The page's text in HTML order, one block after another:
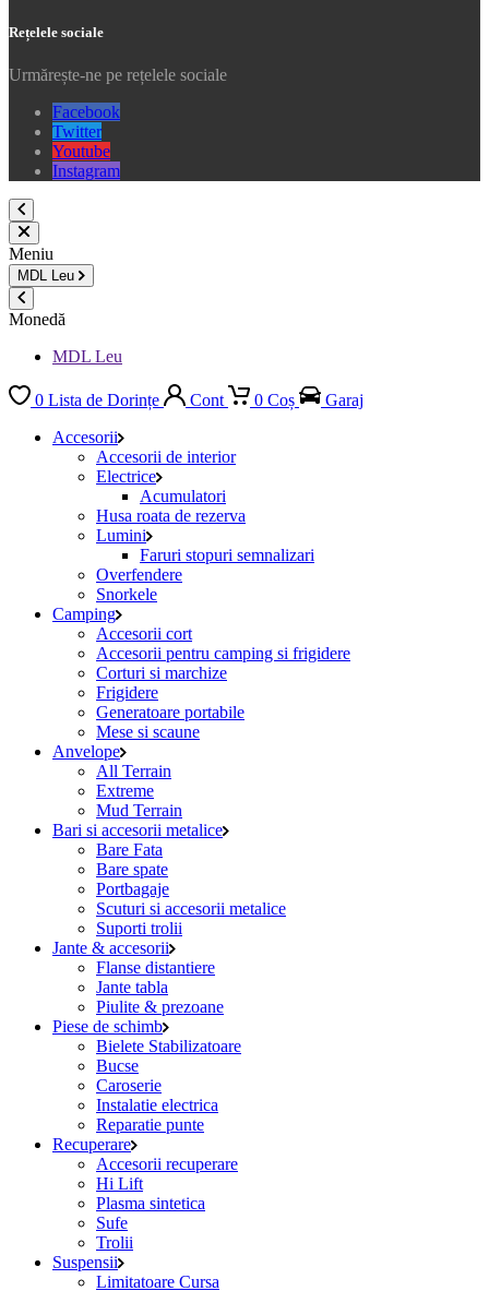
Rețelele sociale
Urmărește-ne pe rețelele sociale
Facebook
Twitter
Youtube
Instagram
Meniu
MDL Leu
Monedă
MDL Leu
0 Lista de Dorințe Cont 0 Coș
Garaj
Accesorii
Accesorii de interior
Electrice
Acumulatori
Husa roata de rezerva
Lumini
Faruri stopuri semnalizari
Overfendere
Snorkele
Camping
Accesorii cort
Accesorii pentru camping si frigidere
Corturi si marchize
Frigidere
Generatoare portabile
Mese si scaune
Anvelope
All Terrain
Extreme
Mud Terrain
Bari si accesorii metalice
Bare Fata
Bare spate
Portbagaje
Scuturi si accesorii metalice
Suporti trolii
Jante & accesorii
Flanse distantiere
Jante tabla
Piulite & prezoane
Piese de schimb
Bielete Stabilizatoare
Bucse
Caroserie
Instalatie electrica
Reparatie punte
Recuperare
Accesorii recuperare
Hi Lift
Plasma sintetica
Sufe
Trolii
Suspensii
Limitatoare Cursa